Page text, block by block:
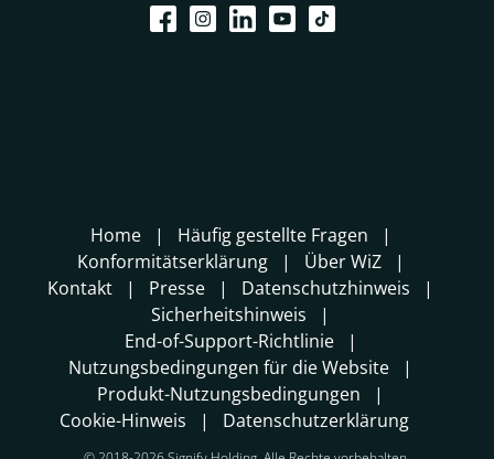
Home
Häufig gestellte Fragen
Konformitätserklärung
Über WiZ
Kontakt
Presse
Datenschutzhinweis
Sicherheitshinweis
End-of-Support-Richtlinie
Nutzungsbedingungen für die Website
Produkt-Nutzungsbedingungen
Cookie-Hinweis
Datenschutzerklärung